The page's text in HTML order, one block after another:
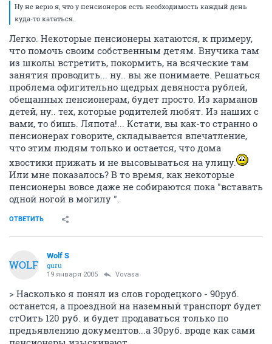
Ну не верю я, что у пенсионеров есть необходимость каждый день
куда-то кататься.
Легко. Некоторые пенсионеры катаются, к примеру,
что помочь своим собственным детям. Внучика там
из школы встретить, покормить, на всяческие там
занятия проводить... ну.. вы же понимаете. Решаться
проблема офигительно щедрых девяноста рублей,
обещанных пенсионерам, будет просто. Из карманов
детей, ну.. тех, которые родителей любят. Из наших с
вами, то бишь. Ляпота!... Кстати, вы как-то странно о
пенсионерах говорите, складывается впечатление,
что этим людям только и остается, что дома
хвостики прижать и не высовываться на улицу.
Или мне показалось? В то время, как некоторые
пенсионеры вовсе даже не собираются пока "вставать
одной ногой в могилу ".
ОТВЕТИТЬ
WOLF
Wolf S
guru
19 января 2005 Vovasa
> Насколько я понял из слов городецкого - 90руб.
останется, а проездной на наземный транспорт будет
стОить 120 руб. и будет продаваться только по
предьявлению документов...а 30руб. вроде как сами